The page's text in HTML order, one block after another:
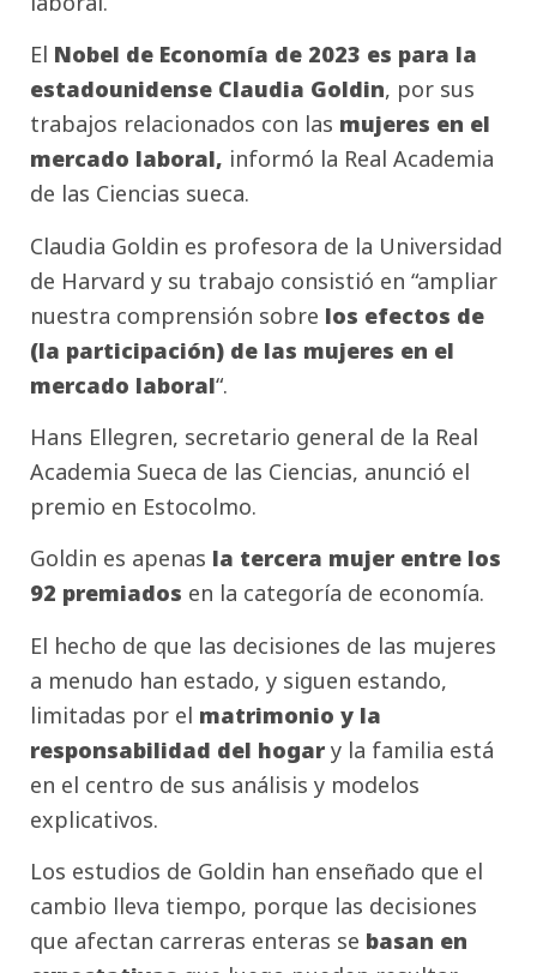
El Nobel de Economía de 2023 es para la
estadounidense Claudia Goldin, por sus
trabajos relacionados con las mujeres en el
mercado laboral, informó la Real Academia
de las Ciencias sueca.
Claudia Goldin es profesora de la Universidad
de Harvard y su trabajo consistió en “ampliar
nuestra comprensión sobre los efectos de
(la participación) de las mujeres en el
mercado laboral“.
Hans Ellegren, secretario general de la Real
Academia Sueca de las Ciencias, anunció el
premio en Estocolmo.
Goldin es apenas la tercera mujer entre los
92 premiados en la categoría de economía.
El hecho de que las decisiones de las mujeres
a menudo han estado, y siguen estando,
limitadas por el matrimonio y la
responsabilidad del hogar y la familia está
en el centro de sus análisis y modelos
explicativos.
Los estudios de Goldin han enseñado que el
cambio lleva tiempo, porque las decisiones
que afectan carreras enteras se basan en